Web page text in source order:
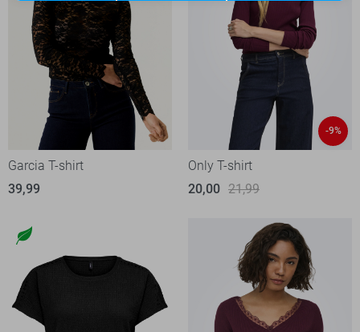
Garcia T-shirt
39,99
-9%
Only T-shirt
20,00 21,99